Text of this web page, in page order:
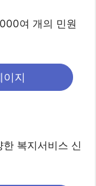
여 개의 민원
이지
복지서비스 신